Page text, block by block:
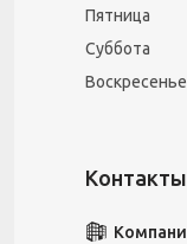
Пятница
Суббота
Воскресенье